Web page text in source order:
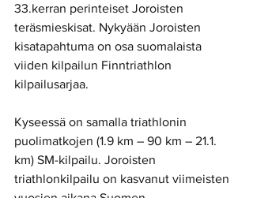
33.kerran perinteiset Joroisten
teräsmieskisat. Nykyään Joroisten
kisatapahtuma on osa suomalaista
viiden kilpailun Finntriathlon
kilpailusarjaa.
Kyseessä on samalla triathlonin
puolimatkojen (1.9 km – 90 km – 21.1.
km) SM-kilpailu. Joroisten
triathlonkilpailu on kasvanut viimeisten